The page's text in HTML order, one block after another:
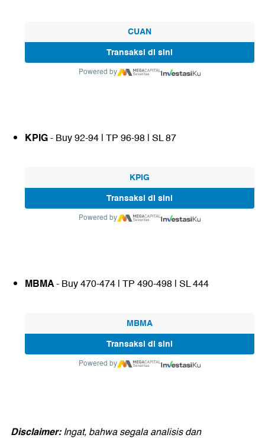
CUAN
Transaksi di sini
Powered by
KPIG- Buy 92-94 | TP 96-98 | SL 87
KPIG
Transaksi di sini
Powered by
MBMA- Buy 470-474 | TP 490-498 | SL 444
MBMA
Transaksi di sini
Powered by
Disclaimer:Ingat, bahwa segala analisis dan